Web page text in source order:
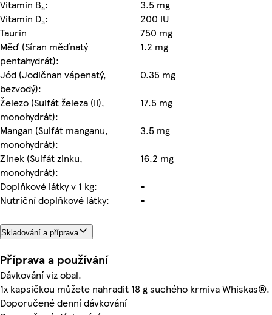
Vitamin B₆:
3.5 mg
Vitamin D₃:
200 IU
Taurin
750 mg
Měď (Síran měďnatý
pentahydrát):
1.2 mg
Jód (Jodičnan vápenatý,
bezvodý):
0.35 mg
Železo (Sulfát železa (II),
monohydrát):
17.5 mg
Mangan (Sulfát manganu,
monohydrát):
3.5 mg
Zinek (Sulfát zinku,
monohydrát):
16.2 mg
Doplňkové látky v 1 kg:
-
Nutriční doplňkové látky:
-
Skladování a příprava
Příprava a používání
Dávkování viz obal.
1x kapsičkou můžete nahradit 18 g suchého krmiva Whiskas®.
Doporučené denní dávkování